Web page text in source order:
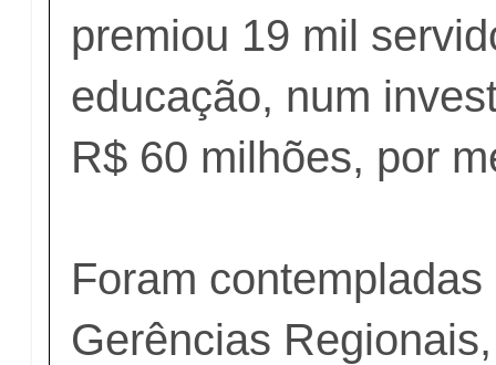
premiou 19 mil
educação, num
R$ 60 milhões, por
Foram
Gerências